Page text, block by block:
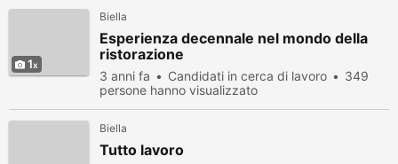
1
Biella
Esperienza decennale nel mondo della
ristorazione
3 anni fa Candidati in cerca di lavoro
349
persone hanno visualizzato
Biella
Tutto lavoro